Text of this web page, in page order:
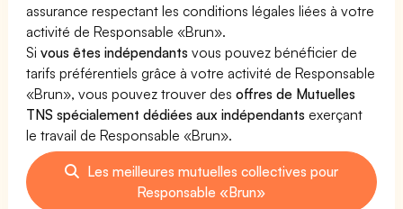
assurance respectant les conditions légales liées à votre
activité de Responsable «Brun».
Sivous êtes indépendants vous pouvez bénéficier de
tarifs préférentiels grâce à votre activité de Responsable
«Brun», vous pouvez trouver desoffres de Mutuelles
TNS spécialement dédiées aux indépendants exerçant
le travail de Responsable «Brun».
Les meilleures mutuelles collectives pour
Responsable «Brun»